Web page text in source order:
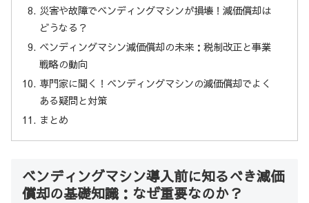
災害や故障でベンディングマシンが損壊！減価償却は
どうなる？
ベンディングマシン減価償却の未来：税制改正と事業
戦略の動向
専門家に聞く！ベンディングマシンの減価償却でよく
ある疑問と対策
まとめ
ベンディングマシン導入前に知るべき減価
償却の基礎知識：なぜ重要なのか？